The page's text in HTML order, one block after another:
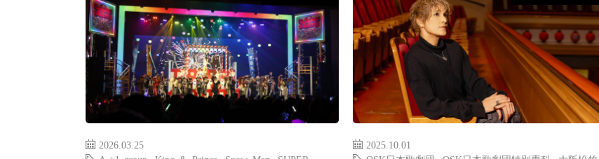
2026.03.25
2025.10.01